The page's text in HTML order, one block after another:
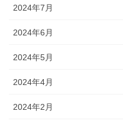
2024年7月
2024年6月
2024年5月
2024年4月
2024年2月